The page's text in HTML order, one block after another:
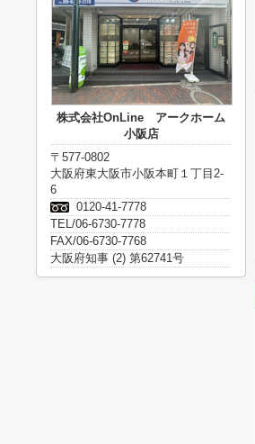
株式会社OnLine アークホーム
小阪店
〒577-0802
大阪府東大阪市小阪本町１丁目2-
6
0120-41-7778
TEL/06-6730-7778
FAX/06-6730-7768
大阪府知事 (2) 第62741号